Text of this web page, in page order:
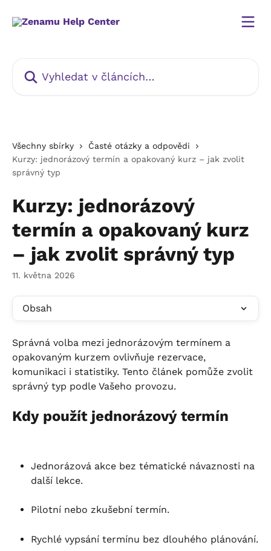
Všechny sbírky
Časté otázky a odpovědi
Kurzy: jednorázový termín a opakovaný kurz – jak zvolit
správný typ
Kurzy: jednorázový
termín a opakovaný kurz
– jak zvolit správný typ
11. května 2026
Obsah
Správná volba mezi jednorázovým termínem a
opakovaným kurzem ovlivňuje rezervace,
komunikaci i statistiky. Tento článek pomůže zvolit
správný typ podle Vašeho provozu.
Kdy použít jednorázový termín
Jednorázová akce bez tématické návaznosti na
další lekce.
Pilotní nebo zkušební termín.
Rychlé vypsání termínu bez dlouhého plánování.